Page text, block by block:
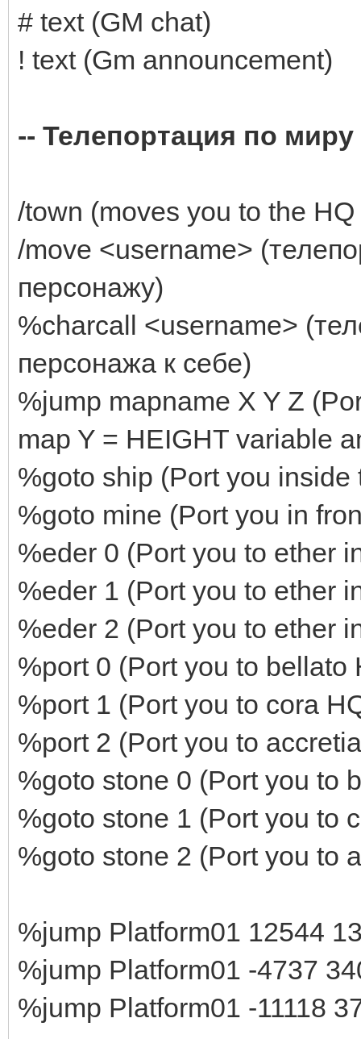
# text (GM chat)
! text (Gm announcement)
-- Телепортация по миру
/town (moves you to the
/move <username>
персонажу)
%charcall <username>
персонажа к себе)
%jump mapname X Y Z
map Y = HEIGHT variable
%goto ship (Port you
%goto mine (Port you in
%eder 0 (Port you to ether
%eder 1 (Port you to ether
%eder 2 (Port you to ether
%port 0 (Port you to bellato
%port 1 (Port you to cora
%port 2 (Port you to
%goto stone 0 (Port you to
%goto stone 1 (Port you to
%goto stone 2 (Port you to
%jump Platform01 12544
%jump Platform01 -4737
%jump Platform01 -11118